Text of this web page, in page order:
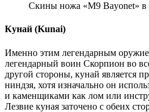
Скины ножа «M9 Bayonet» в
Кунай (Kunai)
Именно этим легендарным
легендарный воин Скорпион во
другой стороны, кунай является
ниндзя, хотя изначально он
и каменщиками как лом или
Лезвие куная заточено с обеих